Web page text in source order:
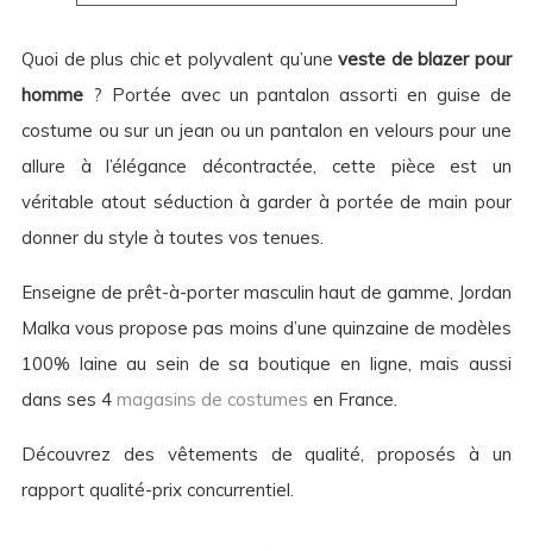
Quoi de plus chic et polyvalent qu’uneveste de blazer pour
homme ? Portée avec un pantalon assorti en guise de
costume ou sur un jean ou un pantalon en velours pour une
allure à l’élégance décontractée, cette pièce est un
véritable atout séduction à garder à portée de main pour
donner du style à toutes vos tenues.
Enseigne de prêt-à-porter masculin haut de gamme, Jordan
Malka vous propose pas moins d’une quinzaine de modèles
100% laine au sein de sa boutique en ligne, mais aussi
dans ses 4 magasins de costumes en France.
Découvrez des vêtements de qualité, proposés à un
rapport qualité-prix concurrentiel.